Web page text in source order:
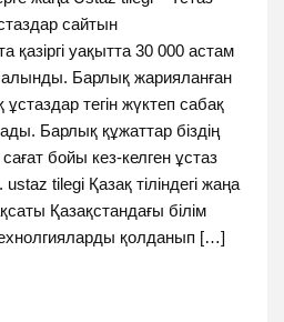
сайтын
уақытта 30 000 астам
Барлық жарияланған
тегін жүктеп сабақ
Барлық құжаттар біздің
бойы кез-келген ұстаз
tilegi Қазақ тіліндегі жаңа
Қазақстандағы білім
қолданып […]